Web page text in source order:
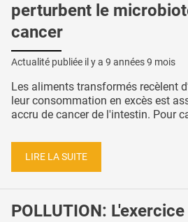
perturbent le
cancer
Actualité publiée il y a 9 années 9 mois
Les aliments transformés recèlent
leur consommation en excès est
accru de cancer de l'intestin. Pour
LIRE LA SUITE
POLLUTION: